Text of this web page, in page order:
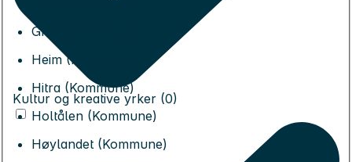
Grong (Kommune)
Heim (Kommune)
Hitra (Kommune)
Holtålen (Kommune)
Høylandet (Kommune)
Kultur og kreative yrker (0)